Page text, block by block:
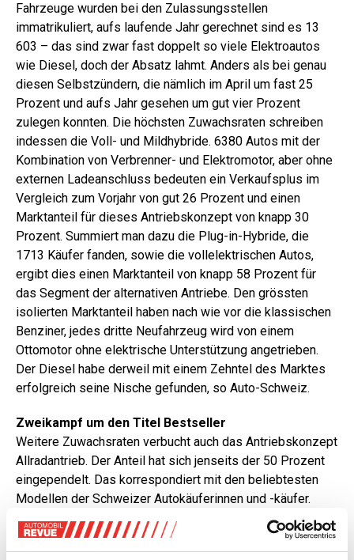
Fahrzeuge wurden bei den Zulassungsstellen
immatrikuliert, aufs laufende Jahr gerechnet sind es 13
603 – das sind zwar fast doppelt so viele Elektroautos
wie Diesel, doch der Absatz lahmt. Anders als bei genau
diesen Selbstzündern, die nämlich im April um fast 25
Prozent und aufs Jahr gesehen um gut vier Prozent
zulegen konnten. Die höchsten Zuwachsraten schreiben
indessen die Voll- und Mildhybride. 6380 Autos mit der
Kombination von Verbrenner- und Elektromotor, aber ohne
externen Ladeanschluss bedeuten ein Verkaufsplus im
Vergleich zum Vorjahr von gut 26 Prozent und einen
Marktanteil für dieses Antriebskonzept von knapp 30
Prozent. Summiert man dazu die Plug-in-Hybride, die
1713 Käufer fanden, sowie die vollelektrischen Autos,
ergibt dies einen Marktanteil von knapp 58 Prozent für
das Segment der alternativen Antriebe. Den grössten
isolierten Marktanteil haben nach wie vor die klassischen
Benziner, jedes dritte Neufahrzeug wird von einem
Ottomotor ohne elektrische Unterstützung angetrieben.
Der Diesel habe derweil mit einem Zehntel des Marktes
erfolgreich seine Nische gefunden, so Auto-Schweiz.
Zweikampf um den Titel Bestseller
Weitere Zuwachsraten verbucht auch das Antriebskonzept
Allradantrieb. Der Anteil hat sich jenseits der 50 Prozent
eingependelt. Das korrespondiert mit den beliebtesten
Modellen der Schweizer Autokäuferinnen und -käufer.
Unter den Top Ten tummeln sich mit wenigen Ausnahmen
ausschliesslich SUV. Eine der Ausnahmen ist auf Rang
zwei der Skoda Octavia. Von dem Kombi, dessen